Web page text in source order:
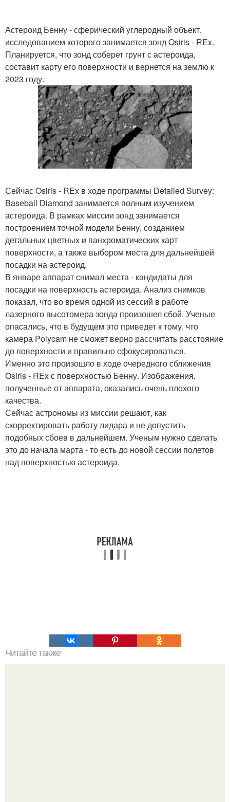
Астероид Бенну - сферический углеродный объект,
исследованием которого занимается зонд Osiris - REx.
Планируется, что зонд соберет грунт с астероида,
составит карту его поверхности и вернется на землю к
2023 году.
Сейчас Osiris - REx в ходе программы Detailed Survey:
Baseball Diamond занимается полным изучением
астероида. В рамках миссии зонд занимается
построением точной модели Бенну, созданием
детальных цветных и панхроматических карт
поверхности, а также выбором места для дальнейшей
посадки на астероид.
В январе аппарат снимал места - кандидаты для
посадки на поверхность астероида. Анализ снимков
показал, что во время одной из сессий в работе
лазерного высотомера зонда произошел сбой. Ученые
опасались, что в будущем это приведет к тому, что
камера Polycam не сможет верно рассчитать расстояние
до поверхности и правильно сфокусироваться.
Именно это произошло в ходе очередного сближения
Osiris - REx с поверхностью Бенну. Изображения,
полученные от аппарата, оказались очень плохого
качества.
Сейчас астрономы из миссии решают, как
скорректировать работу лидара и не допустить
подобных сбоев в дальнейшем. Ученым нужно сделать
это до начала марта - то есть до новой сессии полетов
над поверхностью астероида.
Читайте также